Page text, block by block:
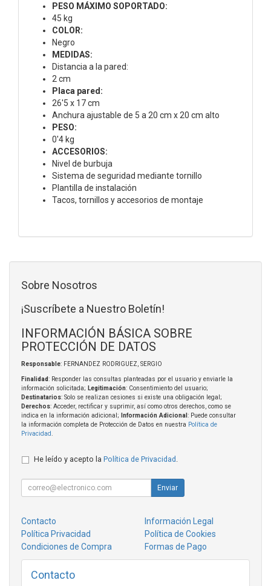
PESO MÁXIMO SOPORTADO:
45 kg
COLOR:
Negro
MEDIDAS:
Distancia a la pared:
2 cm
Placa pared:
26'5 x 17 cm
Anchura ajustable de 5 a 20 cm x 20 cm alto
PESO:
0'4 kg
ACCESORIOS:
Nivel de burbuja
Sistema de seguridad mediante tornillo
Plantilla de instalación
Tacos, tornillos y accesorios de montaje
Sobre Nosotros
¡Suscríbete a Nuestro Boletín!
INFORMACIÓN BÁSICA SOBRE
PROTECCIÓN DE DATOS
Responsable: FERNANDEZ RODRIGUEZ, SERGIO
Finalidad: Responder las consultas planteadas por el usuario y enviarle la
información solicitada; Legitimación: Consentimiento del usuario;
Destinatarios: Solo se realizan cesiones si existe una obligación legal;
Derechos: Acceder, rectificar y suprimir, así como otros derechos, como se
indica en la información adicional;
Información Adicional : Puede consultar
la información completa de Protección de Datos en nuestra Política de
Privacidad
He leído y acepto la Política de Privacidad
Enviar
Contacto
Información Legal
Política Privacidad
Política de Cookies
Condiciones de Compra
Formas de Pago
Contacto